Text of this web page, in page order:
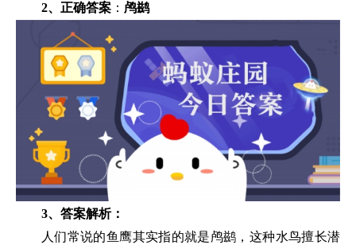
2、正确答案 ： 鸬鹚
3、答案解析：
人们常说的鱼鹰其实指的就是鸬鹚，这种水鸟擅长潜